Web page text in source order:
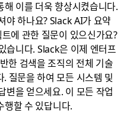
이를 더욱 향상시켰습니다.
야 하나요? Slack AI가 요약
에 관한 질문이 있으신가요?
습니다. Slack은 이제 엔터프
한 검색을 조직의 전체 기술
질문을 하여 모든 시스템 및
변을 얻으세요. 이 모든 작업
행할 수 있답니다.